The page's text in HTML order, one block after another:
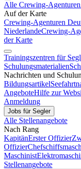
Alle Crewing-Agenturen
Auf der Karte
Crewing-Agenturen
NiederlandeCrewing-
der Karte
Trainingszentren für
Schulungsmaterialien
Nachrichten und
Bildungsartikel
AngeboteHilfe zur
Anmeldung
Jobs für Segler
Alle Stellenangebote
Nach Rang
KapitänErster Offizier
Offizier
Maschinist
Stellenangebote